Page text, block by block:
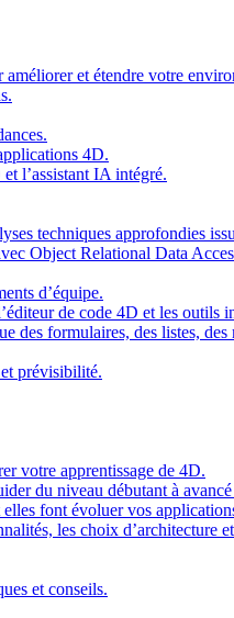
et étendre votre
4D.
l’assistant IA intégré.
techniques approfondies
Object Relational Data
d’équipe.
de code 4D et les outils
des formulaires, des listes, des
prévisibilité.
votre apprentissage de 4D.
du niveau débutant à
font évoluer vos
les choix d’architecture
et conseils.